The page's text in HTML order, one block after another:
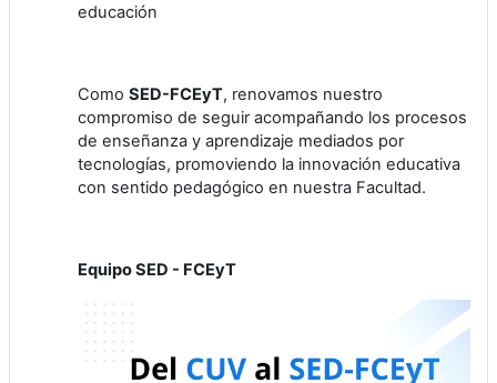
educación
Como SED-FCEyT, renovamos nuestro
compromiso de seguir acompañando los procesos
de enseñanza y aprendizaje mediados por
tecnologías, promoviendo la innovación educativa
con sentido pedagógico en nuestra Facultad.
Equipo SED - FCEyT